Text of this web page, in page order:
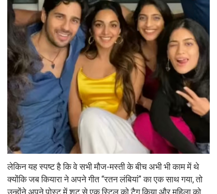
लेकिन यह स्पष्ट है कि वे सभी मौज-मस्ती के बीच अभी भी काम में थे
क्योंकि जब कियारा ने अपने गीत “रतन लंबियां” का एक साथ गया, तो
उन्होंने अपने पोस्ट में शूट से एक स्टिल को टैग किया और महिला को